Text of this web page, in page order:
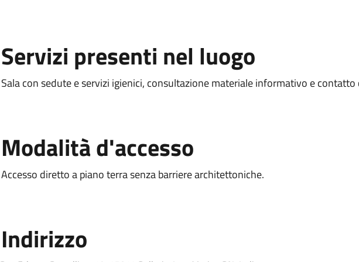
Servizi presenti nel luogo
Sala con sedute e servizi igienici, consultazione materiale informativo e
Modalità d'accesso
Accesso diretto a piano terra senza barriere architettoniche.
Indirizzo